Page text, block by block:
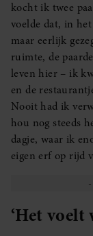
kocht ik twee
voelde dat, in
maar eerlijk
ruimte, de
leven hier – ik
en de
Nooit had ik
hou nog steeds
dagje, waar ik
eigen erf op rijd
‘Het voelt